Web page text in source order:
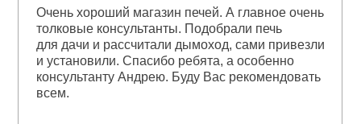
Очень хороший магазин печей. А главное очень
толковые консультанты. Подобрали печь
для дачи и рассчитали дымоход, сами привезли
и установили. Спасибо ребята, а особенно
консультанту Андрею. Буду Вас рекомендовать
всем.